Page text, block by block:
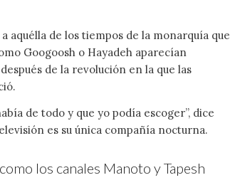
aquélla de los tiempos de la monarquía que
Googoosh o Hayadeh aparecían
de la revolución en la que las
de todo y que yo podía escoger”, dice
es su única compañía nocturna.
los canales Manoto y Tapesh